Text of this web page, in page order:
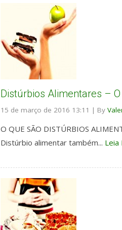
Distúrbios Alimentares –
15 de março de 2016 13:11 | By
O QUE SÃO DISTÚRBIOS
Distúrbio alimentar também... Leia